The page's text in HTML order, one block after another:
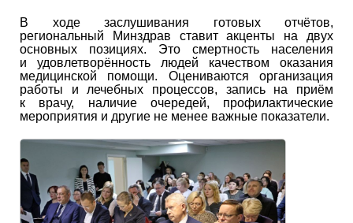
В ходе заслушивания готовых отчётов,
региональный Минздрав ставит акценты на двух
основных позициях. Это смертность населения
и удовлетворённость людей качеством оказания
медицинской помощи. Оцениваются организация
работы и лечебных процессов, запись на приём
к врачу, наличие очередей, профилактические
мероприятия и другие не менее важные показатели.